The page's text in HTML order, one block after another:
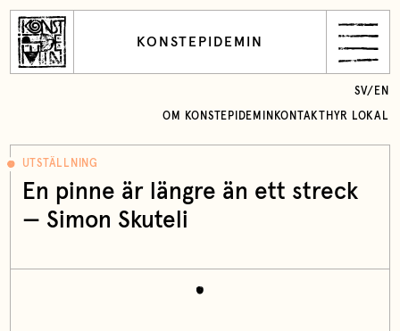
KONSTEPIDEMIN
OM KONSTEPIDEMIN KONTAKT HYR LOKAL
SV/ EN
UTSTÄLLNING
En pinne är längre än ett streck
— Simon Skuteli